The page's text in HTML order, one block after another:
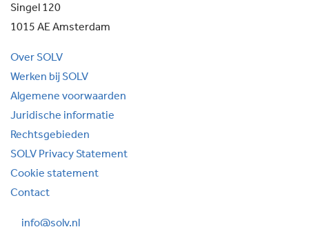
Singel 120
1015 AE Amsterdam
Over SOLV
Werken bij SOLV
Algemene voorwaarden
Juridische informatie
Rechtsgebieden
SOLV Privacy Statement
Cookie statement
Contact
info@solv.nl